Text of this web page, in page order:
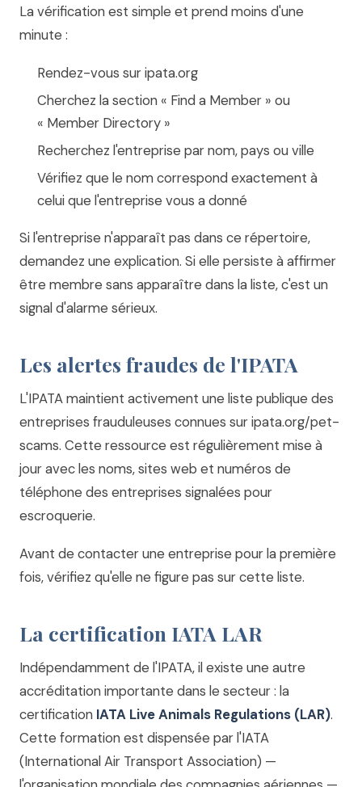
La vérification est simple et prend moins d'une
minute :
Rendez-vous suripata.org
Cherchez la section « Find a Member » ou
« Member Directory »
Recherchez l'entreprise par nom, pays ou ville
Vérifiez que le nom correspond exactement à
celui que l'entreprise vous a donné
Si l'entreprise n'apparaît pas dans ce répertoire,
demandez une explication. Si elle persiste à affirmer
être membre sans apparaître dans la liste, c'est un
signal d'alarme sérieux.
Les alertes fraudes de l'IPATA
L'IPATA maintient activement une liste publique des
entreprises frauduleuses connues suripata.org/pet-
scams. Cette ressource est régulièrement mise à
jour avec les noms, sites web et numéros de
téléphone des entreprises signalées pour
escroquerie.
Avant de contacter une entreprise pour la première
fois, vérifiez qu'elle ne figure pas sur cette liste.
La certification IATA LAR
Indépendamment de l'IPATA, il existe une autre
accréditation importante dans le secteur : la
certification IATA Live Animals Regulations (LAR).
Cette formation est dispensée par l'IATA
(International Air Transport Association) —